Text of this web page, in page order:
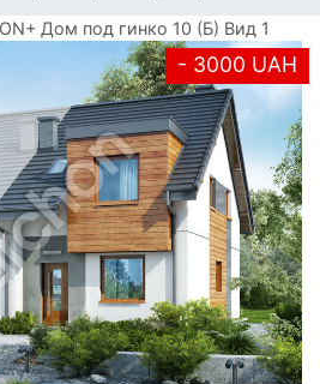
Дом под гинко 10 (Б) Вид 1
- 3000 UAH